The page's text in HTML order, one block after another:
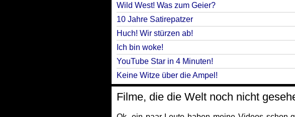
Wild West! Was zum Geier?
10 Jahre Satirepatzer
Huch! Wir stürzen ab!
Ich bin woke!
YouTube Star in 4 Minuten!
Keine Witze über die Ampel!
Filme, die die Welt noch nicht